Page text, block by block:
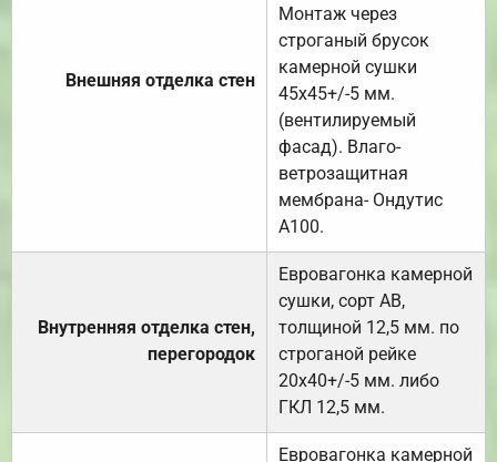
Внешняя отделка стен
Монтаж через
строганый брусок
камерной сушки
45х45+/-5 мм.
(вентилируемый
фасад). Влаго-
ветрозащитная
мембрана- Ондутис
А100.
Внутренняя отделка стен,
перегородок
Евровагонка камерной
сушки, сорт АВ,
толщиной 12,5 мм. по
строганой рейке
20х40+/-5 мм. либо
ГКЛ 12,5 мм.
Евровагонка камерной